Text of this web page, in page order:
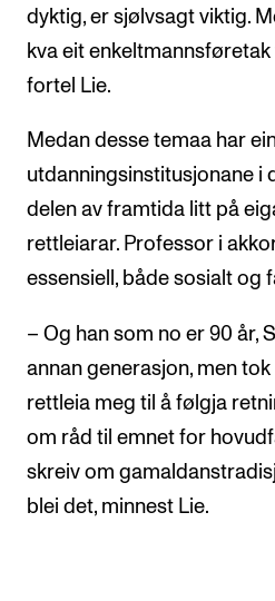
dyktig, er sjølvsagt viktig.
kva eit
fortel Lie.
Medan desse temaa har
utdanningsinstitusjonane i
delen av framtida litt på
rettleiarar. Professor i
essensiell, både sosialt og
– Og han som no er 90 år,
annan generasjon, men
rettleia meg til å følgja
om råd til emnet for
skreiv om
blei det, minnest Lie.